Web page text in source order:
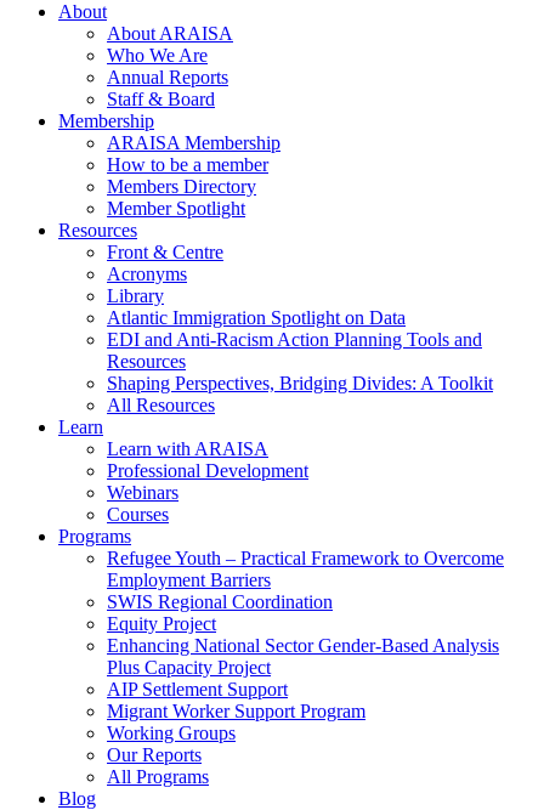
About
About ARAISA
Who We Are
Annual Reports
Staff & Board
Membership
ARAISA Membership
How to be a member
Members Directory
Member Spotlight
Resources
Front & Centre
Acronyms
Library
Atlantic Immigration Spotlight on Data
EDI and Anti-Racism Action Planning Tools and
Resources
Shaping Perspectives, Bridging Divides: A Toolkit
All Resources
Learn
Learn with ARAISA
Professional Development
Webinars
Courses
Programs
Refugee Youth – Practical Framework to Overcome
Employment Barriers
SWIS Regional Coordination
Equity Project
Enhancing National Sector Gender-Based Analysis
Plus Capacity Project
AIP Settlement Support
Migrant Worker Support Program
Working Groups
Our Reports
All Programs
Blog